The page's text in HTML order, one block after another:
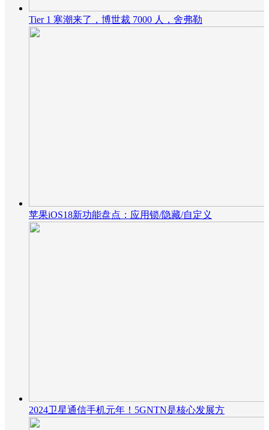
Tier 1 寒潮来了，博世裁 7000 人，舍弗勒
苹果iOS18新功能盘点：应用锁/隐藏/自定义
2024卫星通信手机元年！5GNTN是核心发展方